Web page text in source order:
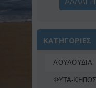
ΚΑΤΗΓΟΡΙΕΣ
ΛΟΥΛΟΥΔΙΑ
ΦΥΤΑ-ΚΗΠΟΣ